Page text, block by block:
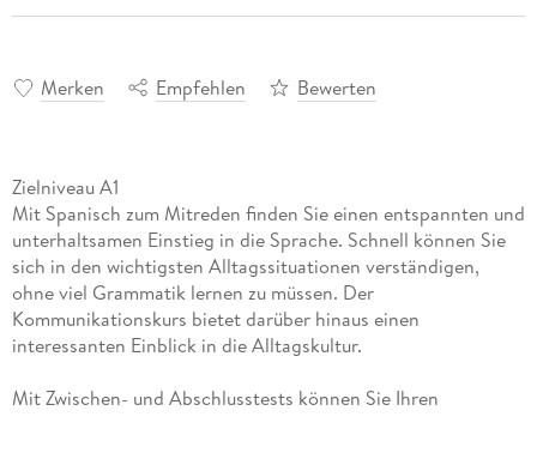
Merken Empfehlen Bewerten
Zielniveau A1
Mit Spanisch zum Mitreden finden Sie einen entspannten und
unterhaltsamen Einstieg in die Sprache. Schnell können Sie
sich in den wichtigsten Alltagssituationen verständigen,
ohne viel Grammatik lernen zu müssen. Der
Kommunikationskurs bietet darüber hinaus einen
interessanten Einblick in die Alltagskultur.
Mit Zwischen- und Abschlusstests können Sie Ihren